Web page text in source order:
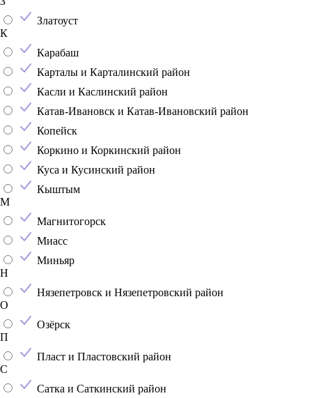
Златоуст
К
Карабаш
Карталы и Карталинский район
Касли и Каслинский район
Катав-Ивановск и Катав-Ивановский район
Копейск
Коркино и Коркинский район
Куса и Кусинский район
Кыштым
М
Магнитогорск
Миасс
Миньяр
Н
Нязепетровск и Нязепетровский район
О
Озёрск
П
Пласт и Пластовский район
С
Сатка и Саткинский район